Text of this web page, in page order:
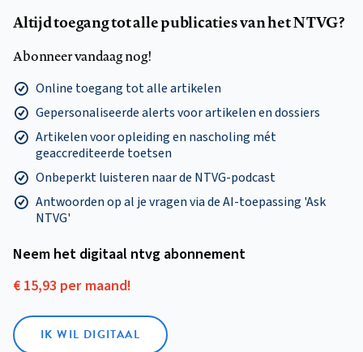
Altijd toegang tot alle publicaties van het NTVG?
Abonneer vandaag nog!
Online toegang tot alle artikelen
Gepersonaliseerde alerts voor artikelen en dossiers
Artikelen voor opleiding en nascholing mét
geaccrediteerde toetsen
Onbeperkt luisteren naar de NTVG-podcast
Antwoorden op al je vragen via de AI-toepassing 'Ask
NTVG'
Neem het digitaal ntvg abonnement
€ 15,93 per maand!
IK WIL DIGITAAL